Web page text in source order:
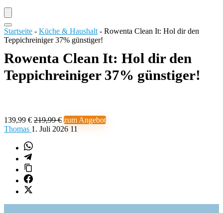
Startseite - Küche & Haushalt - Rowenta Clean It: Hol dir den
Teppichreiniger 37% günstiger!
Rowenta Clean It: Hol dir den
Teppichreiniger 37% günstiger!
139,99 € 219,99 € zum Angebot
Thomas 1. Juli 2026 11